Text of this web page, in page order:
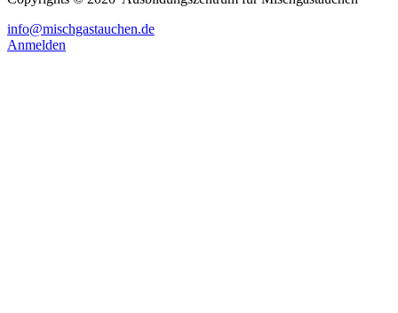
info@mischgastauchen.de
Anmelden